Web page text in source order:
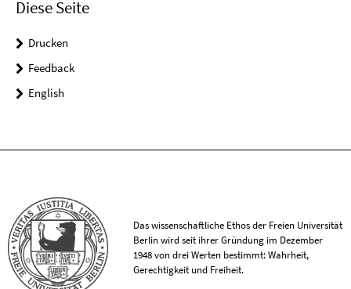
Diese Seite
Drucken
Feedback
English
Das wissenschaftliche Ethos der Freien Universität
Berlin wird seit ihrer Gründung im Dezember
1948 von drei Werten bestimmt: Wahrheit,
Gerechtigkeit und Freiheit.